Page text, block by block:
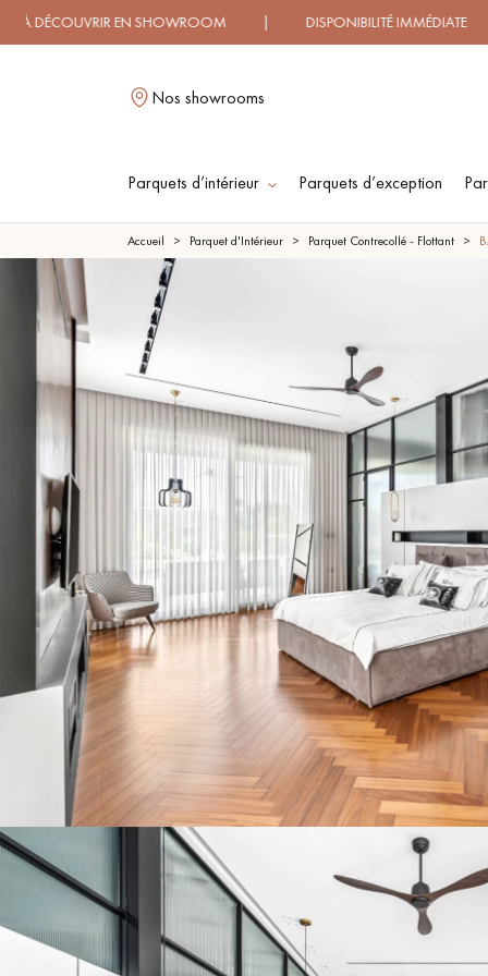
EN SHOWROOM | DISPONIBILITÉ IMMÉDIATE |
Nos showrooms
Parquets d’intérieur Parquets d’exception
PARQUET HUILÉ
PARQUET EN BOIS
BRUT
PARQUET D'INTÉRIEUR
Nos experts
Accueil Parquet d'Intérieur Parquet Contrecollé - Flottant